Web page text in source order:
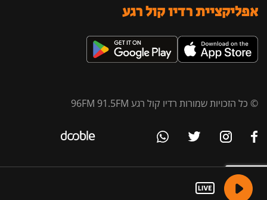
אפליקציית רדיו קול רגע
© כל הזכויות שמורות רדיו קול רגע 96FM 91.5FM